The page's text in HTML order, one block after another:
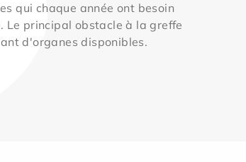
qui chaque année ont besoin
Le principal obstacle à la greffe
d'organes disponibles.